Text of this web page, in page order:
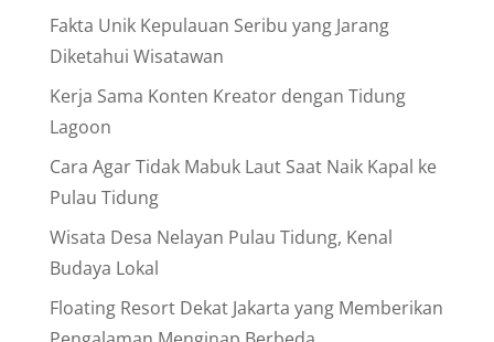
Fakta Unik Kepulauan Seribu yang Jarang
Diketahui Wisatawan
Kerja Sama Konten Kreator dengan Tidung
Lagoon
Cara Agar Tidak Mabuk Laut Saat Naik Kapal ke
Pulau Tidung
Wisata Desa Nelayan Pulau Tidung, Kenal
Budaya Lokal
Floating Resort Dekat Jakarta yang Memberikan